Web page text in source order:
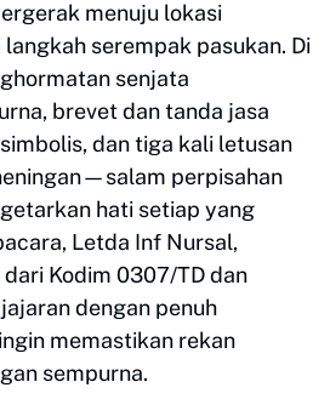
menuju lokasi
serempak pasukan. Di
senjata
brevet dan tanda jasa
dan tiga kali letusan
perpisahan
hati setiap yang
Letda Inf Nursal,
Kodim 0307/TD dan
dengan penuh
memastikan rekan
sempurna.